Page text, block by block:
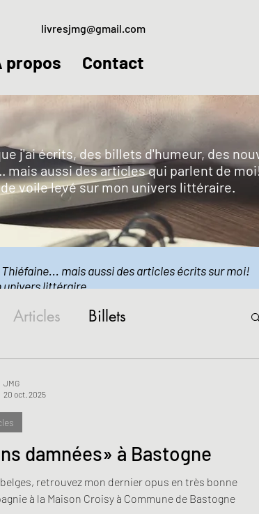
livresjmg@gmail.com
propos Contact
j'ai écrits, des billets d'humeur, des
mais aussi des articles qui parlent de
voile levé sur mon univers littéraire.
mais aussi des articles écrits sur moi!
univers littéraire.
Articles Billets
damnées» à Bastogne
retrouvez mon dernier opus en très bonne
à la Maison Croisy à Commune de Bastogne
JMG
20 oct. 2025